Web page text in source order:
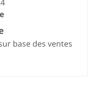
base des ventes